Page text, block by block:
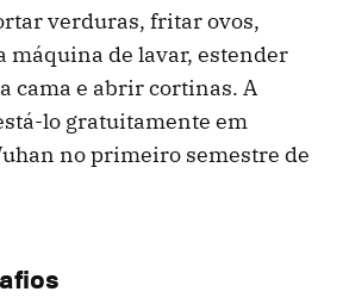
verduras, fritar ovos,
máquina de lavar, estender
cama e abrir cortinas. A
lo gratuitamente em
no primeiro semestre de